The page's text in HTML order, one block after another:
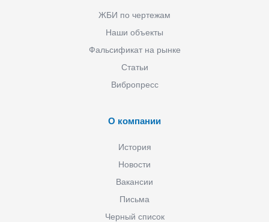
ЖБИ по чертежам
Наши объекты
Фальсификат на рынке
Статьи
Вибропресс
О компании
История
Новости
Вакансии
Письма
Черный список